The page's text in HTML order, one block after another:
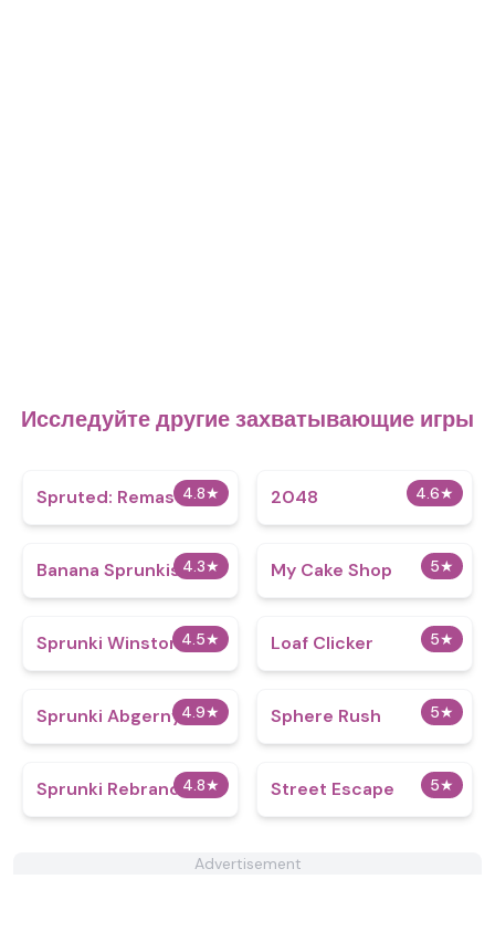
Исследуйте другие захватывающие игры
4.8★
Spruted: Remastered 4.6★
2048
4.3★
Banana Sprunkis 5★
My Cake Shop
4.5★
Sprunki Winston's 5★
Loaf Clicker
4.9★
Sprunki Abgerny 5★
Sphere Rush
4.8★
Sprunki Rebranded 5★
Street Escape
Advertisement